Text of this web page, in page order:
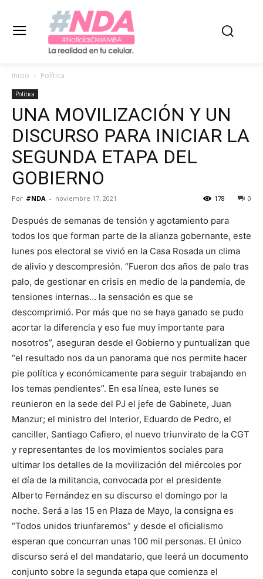
Inicio Política
Política
UNA MOVILIZACIÓN Y UN
DISCURSO PARA INICIAR LA
SEGUNDA ETAPA DEL
GOBIERNO
Por #NDA - noviembre 17, 2021 0
178
Después de semanas de tensión y agotamiento para
todos los que forman parte de la alianza gobernante, este
lunes pos electoral se vivió en la Casa Rosada un clima
de alivio y descompresión. “Fueron dos años de palo tras
palo, de gestionar en crisis en medio de la pandemia, de
tensiones internas… la sensación es que se
descomprimió. Por más que no se haya ganado se pudo
acortar la diferencia y eso fue muy importante para
nosotros”, aseguran desde el Gobierno y puntualizan que
“el resultado nos da un panorama que nos permite hacer
pie política y económicamente para seguir trabajando en
los temas pendientes”. En esa línea, este lunes se
reunieron en la sede del PJ el jefe de Gabinete, Juan
Manzur; el ministro del Interior, Eduardo de Pedro, el
canciller, Santiago Cafiero, el nuevo triunvirato de la CGT
y representantes de los movimientos sociales para
ultimar los detalles de la movilización del miércoles por
el día de la militancia, convocada por el presidente
Alberto Fernández en su discurso el domingo por la
noche. Será a las 15 en Plaza de Mayo, la consigna es
“Todos unidos triunfaremos” y desde el oficialismo
esperan que concurran unas 100 mil personas. El único
discurso será el del mandatario, que leerá un documento
conjunto sobre la segunda etapa que comienza el